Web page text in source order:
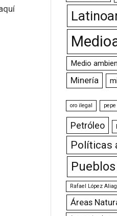
Medio
Minería
oro ilegal
Petróleo
Políticas
Rafael López
Áreas